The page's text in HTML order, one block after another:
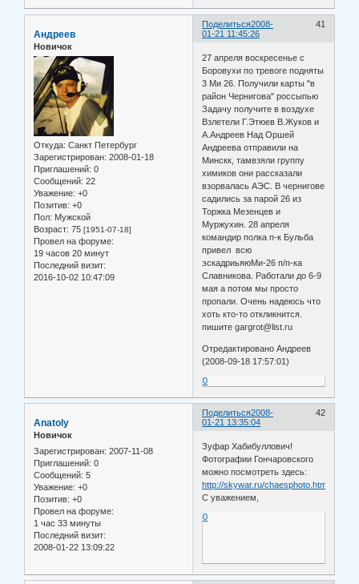
Поделиться 41
2008-
01-21 11:45:26
Андреев
Новичок
Откуда: Санкт Петербург
Зарегистрирован: 2008-01-18
Приглашений: 0
Сообщений: 22
Уважение: +0
Позитив: +0
Пол: Мужской
Возраст: 75 [1951-07-18]
Провел на форуме:
19 часов 20 минут
Последний визит:
2016-10-02 10:47:09
27 апреля воскресенье с
Боровухи по тревоге подняты
3 Ми 26. Получили карты "в
район Чернигова" россыпью
Задачу получите в воздухе
Взлетели Г.Этюев В.Жуков и
А.Андреев Над Оршей
Андреева отправили на
Минскк, тамвзяли группу
химиков они рассказали
взорвалась АЭС. В чернигове
садились за парой 26 из
Торжка Мезенцев и
Муржухин. 28 апреля
командир полка п-к Бульба
привел всю
эскадриьяюМи-26 п/п-ка
Славникова. Работали до 6-9
мая а потом мы просто
пропали. Очень надеюсь что
хоть кто-то откликнится.
пишите gargrot@list.ru
Отредактировано Андреев
(2008-09-18 17:57:01)
0
Поделиться 42
2008-
01-21 13:35:04
Anatoly
Новичок
Зарегистрирован: 2007-11-08
Приглашений: 0
Сообщений: 5
Уважение: +0
Позитив: +0
Провел на форуме:
1 час 33 минуты
Последний визит:
2008-01-22 13:09:22
Зуфар Хабибуллович!
Фотографии Гончаровского
можно посмотреть здесь:
http://skywar.ru/chaesphoto.html
С уважением,
0